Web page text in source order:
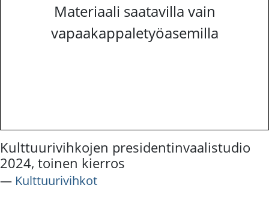
Materiaali saatavilla vain
vapaakappaletyöasemilla
Kulttuurivihkojen presidentinvaalistudio
2024, toinen kierros
― Kulttuurivihkot